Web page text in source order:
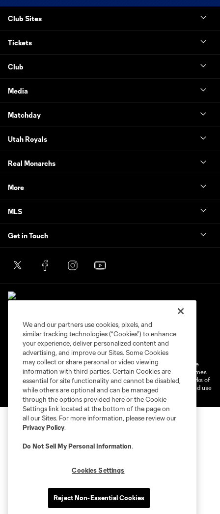
Club Sites
Tickets
Club
Media
Matchday
Utah Royals
Real Monarchs
More
MLS
Get in Touch
Privacy Policy
Do Not Sell or Share My Personal Information
Cookies Settings
©2026 MLS. The Major League Soccer and MLS name and shield are
registered trademarks of Major League Soccer, L.L.C. (“MLS”). The names
and logos of MLS teams are registered and/or common law trademarks of
MLS or are used with the permission of their owners. Any unauthorized use
is forbidden.
We and our partners use cookies, pixels, and
similar tracking technologies (“Cookies”) to enhance
your experience, deliver personalized content and
advertising, and improve our Sites. Some Cookies
may collect or share personal or video viewing
information with third parties. Certain Cookies are
essential for site functionality and cannot be disabled,
while others are optional and can be managed
through the options provided here or the Cookie
Settings link located at the bottom of the page on
all our Sites. For more information, please review our
Privacy Policy.
Do Not Sell My Personal Information.
Cookies Settings
Reject Non-Essential Cookies